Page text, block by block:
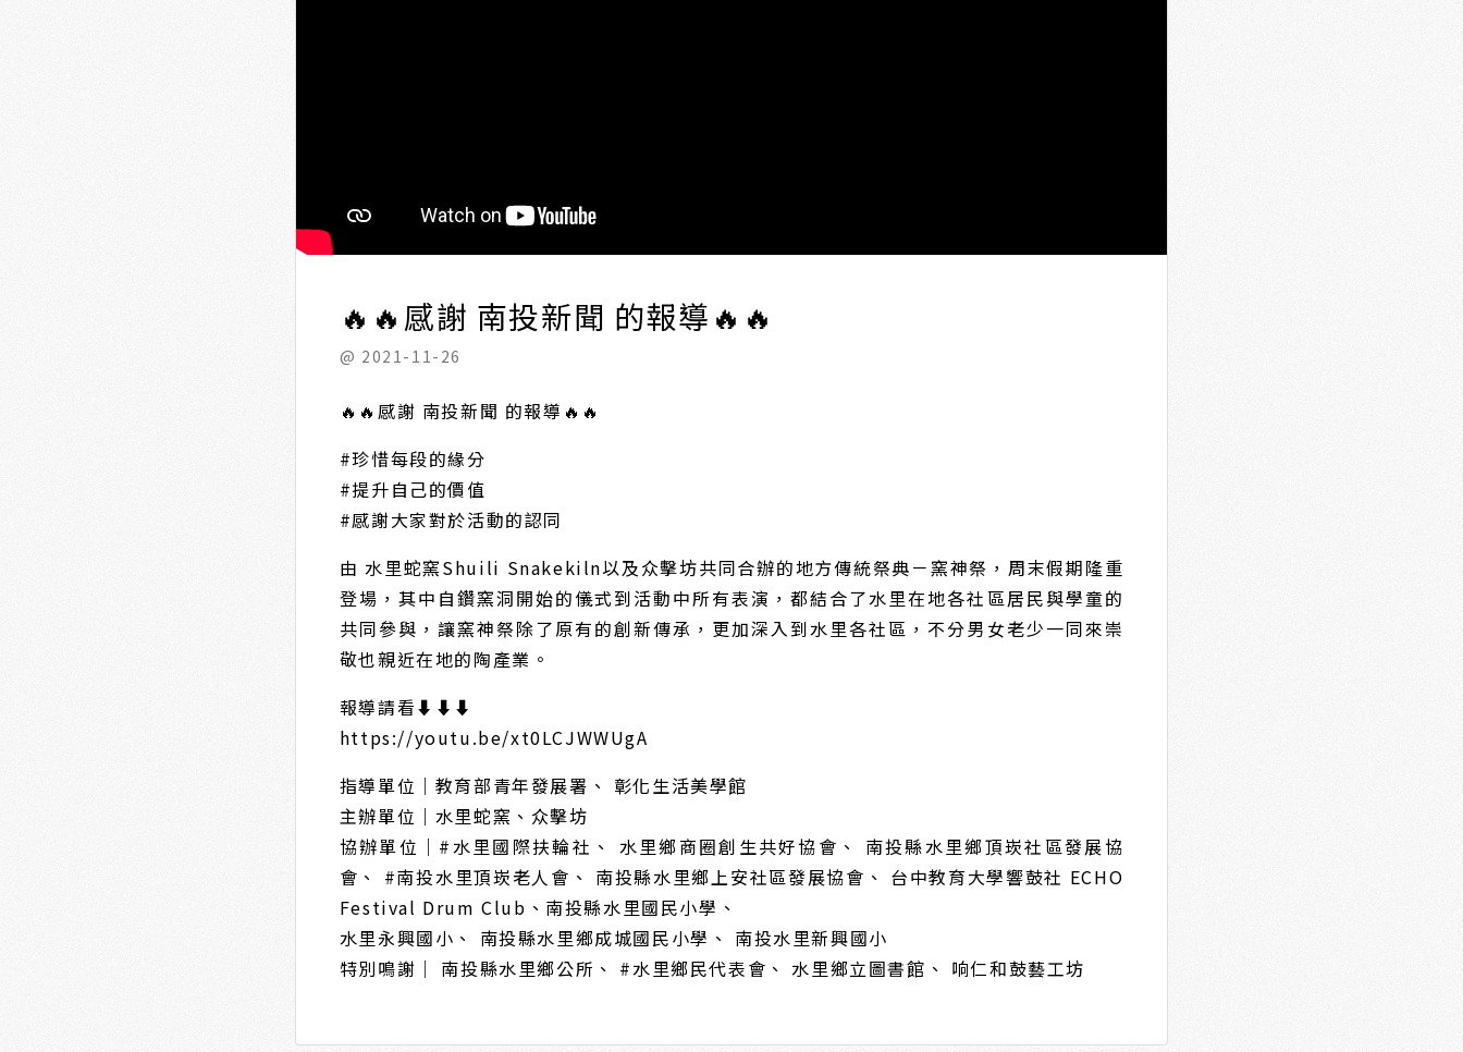
🔥🔥感謝 南投新聞 的報導🔥🔥
@ 2021-11-26
🔥🔥感謝 南投新聞 的報導🔥🔥
#珍惜每段的緣分
#提升自己的價值
#感謝大家對於活動的認同
由 水里蛇窯Shuili Snakekiln以及众擊坊共同合辦的地方傳統祭典－窯神祭，周末假期隆重
登場，其中自鑽窯洞開始的儀式到活動中所有表演，都結合了水里在地各社區居民與學童的
共同參與，讓窯神祭除了原有的創新傳承，更加深入到水里各社區，不分男女老少一同來崇
敬也親近在地的陶產業。
報導請看⬇️⬇️⬇️
https://youtu.be/xt0LCJWWUgA
指導單位｜教育部青年發展署、 彰化生活美學館
主辦單位｜水里蛇窯、众擊坊
協辦單位｜#水里國際扶輪社、 水里鄉商圈創生共好協會、 南投縣水里鄉頂崁社區發展協
會、 #南投水里頂崁老人會、 南投縣水里鄉上安社區發展協會、 台中教育大學響鼓社 ECHO
Festival Drum Club、南投縣水里國民小學、
水里永興國小、 南投縣水里鄉成城國民小學、 南投水里新興國小
特別鳴謝｜ 南投縣水里鄉公所、 #水里鄉民代表會、 水里鄉立圖書館、 响仁和鼓藝工坊